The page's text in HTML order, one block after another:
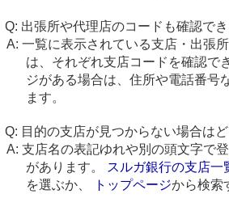
出張所や代理店のコードも確認でき
一覧に表示されている支店・出張
は、それぞれ支店コードを確認で
ジがある場合は、住所や電話番号
ます。
目的の支店が見つからない場合は
支店名の表記ゆれや別の頭文字で
があります。
スルガ銀行の支店一
を選ぶか、
トップページから検索